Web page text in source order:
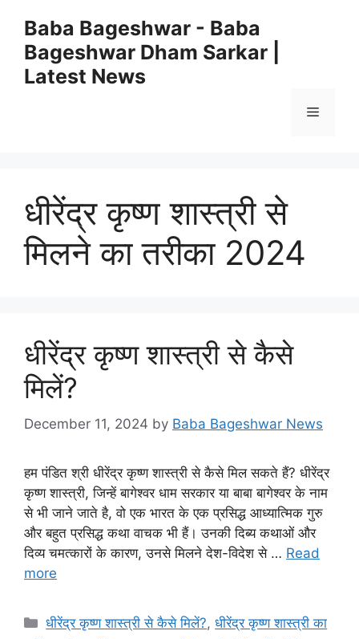
content
Baba Bageshwar - Baba
Bageshwar Dham Sarkar |
Latest News
Menu
धीरेंद्र कृष्ण शास्त्री से
मिलने का तरीका 2024
धीरेंद्र कृष्ण शास्त्री से कैसे
मिलें?
December 11, 2024 by Baba Bageshwar News
हम पंडित श्री धीरेंद्र कृष्ण शास्त्री से कैसे मिल सकते हैं? धीरेंद्र
कृष्ण शास्त्री, जिन्हें बागेश्वर धाम सरकार या बाबा बागेश्वर के नाम
से भी जाने जाते है, वो एक भारत के एक प्रसिद्ध आध्यात्मिक गुरु
और बहुत प्रसिद्ध कथा वाचक भी हैं। उनकी दिब्य कथाओं और
दिव्य चमत्कारों के कारण, उनसे मिलने देश-विदेश से … Read
more
Categories
धीरेंद्र कृष्ण शास्त्री से कैसे मिलें?,धीरेंद्र कृष्ण शास्त्री का